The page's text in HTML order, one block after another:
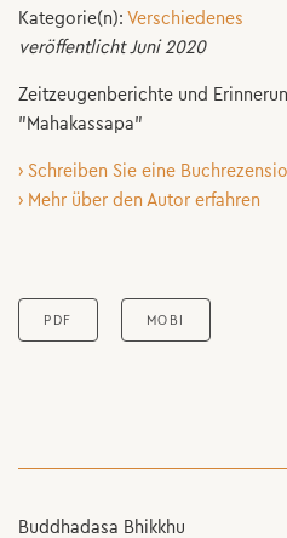
Kategorie(n): Verschiedenes
veröffentlicht Juni 2020
Zeitzeugenberichte und
"Mahakassapa"
› Schreiben Sie eine
› Mehr über den Autor erfahren
PDF MOBI
Buddhadasa Bhikkhu